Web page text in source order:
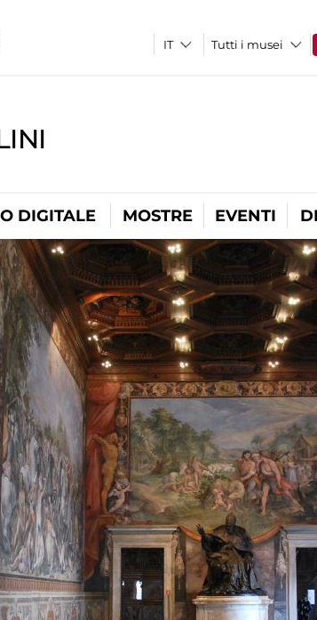
Tutti i musei
DIGITALE MOSTRE EVENTI